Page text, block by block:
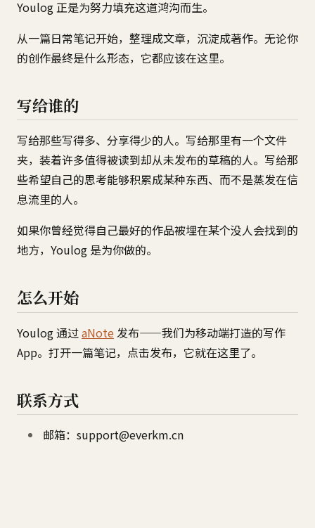
Youlog 正是为努力填充这道鸿沟而生。
从一篇日常笔记开始，整理成文章，沉淀成著作。无论你
的创作最终是什么形态，它都应该在这里。
写给谁的
写给那些写得多、分享得少的人。写给那里有一个文件
夹，装着许多值得被读到却从未发布的草稿的人。写给那
些希望自己的思考能够积累成某种东西、而不是蒸发在信
息流里的人。
如果你曾经觉得自己最好的作品被埋在某个没人会找到的
地方，Youlog 是为你做的。
怎么开始
Youlog 通过aNote 发布——我们为移动端打造的写作
App。打开一篇笔记，点击发布，它就在这里了。
联系方式
邮箱：support@everkm.cn